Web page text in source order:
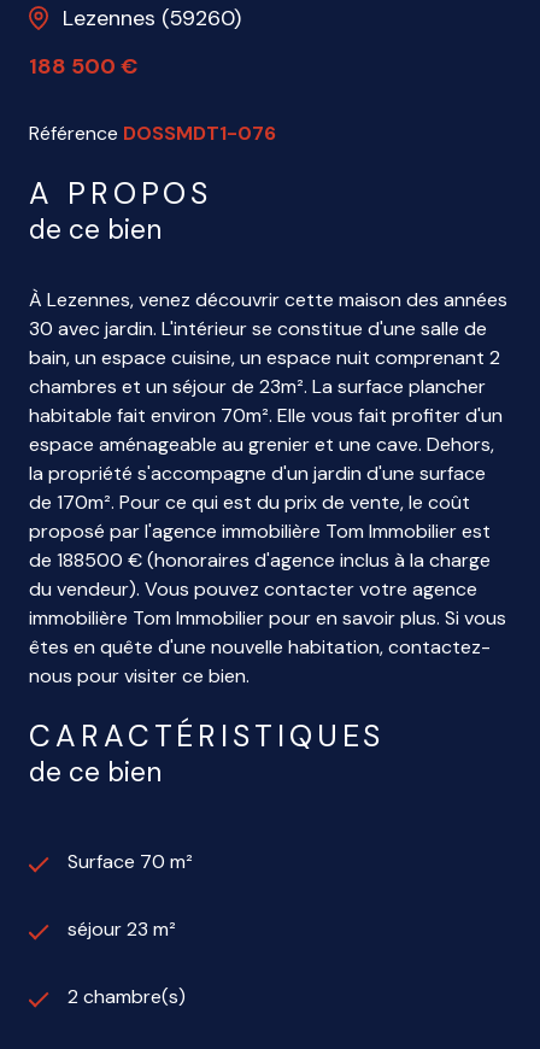
Lezennes (59260)
188 500 €
Référence DOSSMDT1-076
A PROPOS
de ce bien
À Lezennes, venez découvrir cette maison des années
30 avec jardin. L'intérieur se constitue d'une salle de
bain, un espace cuisine, un espace nuit comprenant 2
chambres et un séjour de 23m². La surface plancher
habitable fait environ 70m². Elle vous fait profiter d'un
espace aménageable au grenier et une cave. Dehors,
la propriété s'accompagne d'un jardin d'une surface
de 170m². Pour ce qui est du prix de vente, le coût
proposé par l'agence immobilière Tom Immobilier est
de 188500 € (honoraires d'agence inclus à la charge
du vendeur). Vous pouvez contacter votre agence
immobilière Tom Immobilier pour en savoir plus. Si vous
êtes en quête d'une nouvelle habitation, contactez-
nous pour visiter ce bien.
CARACTÉRISTIQUES
de ce bien
Surface 70 m²
séjour 23 m²
2 chambre(s)